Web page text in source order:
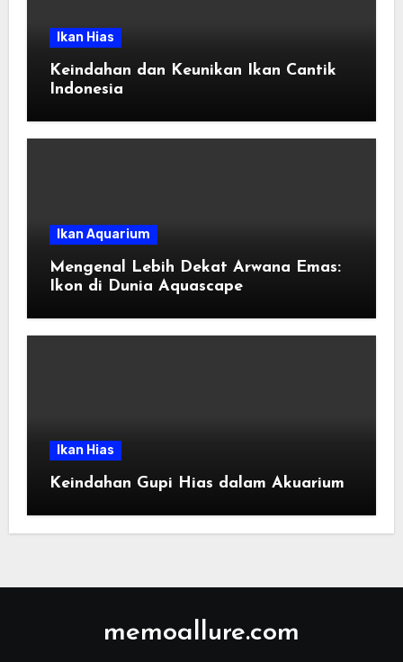
Ikan Hias
Keindahan dan Keunikan Ikan Cantik
Indonesia
Ikan Aquarium
Mengenal Lebih Dekat Arwana Emas:
Ikon di Dunia Aquascape
Ikan Hias
Keindahan Gupi Hias dalam Akuarium
memoallure.com